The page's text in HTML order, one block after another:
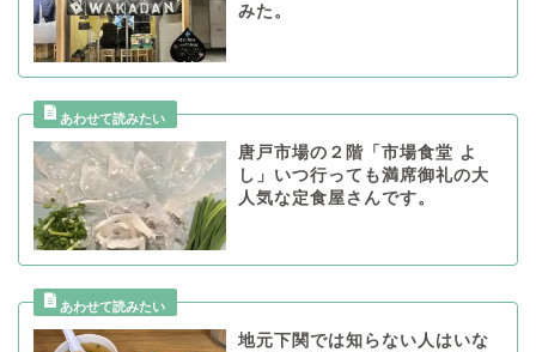
みた。
唐戸市場の２階「市場食堂 よ
し」いつ行っても満席御礼の大
人気な定食屋さんです。
地元下関では知らない人はいな